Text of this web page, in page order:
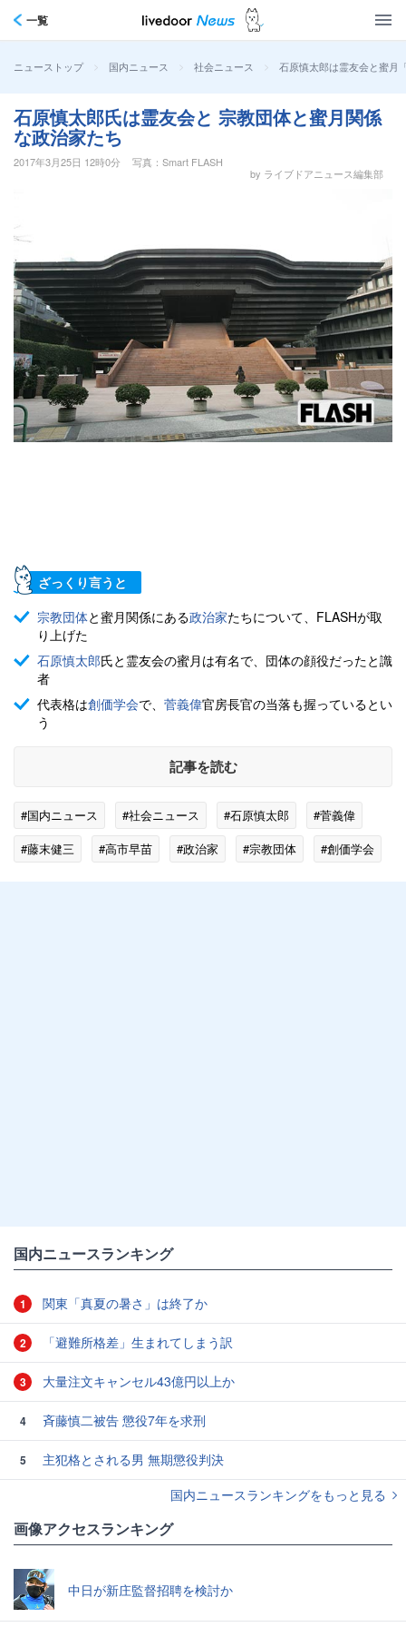
一覧
ニューストップ > 国内ニュース > 社会ニュース > 石原慎太郎は霊友会と蜜月
石原慎太郎氏は霊友会と 宗教団体と蜜月関係
な政治家たち
2017年3月25日 12時0分
写真：Smart FLASH
by ライブドアニュース編集部
ざっくり言うと
宗教団体と蜜月関係にある政治家たちについて、FLASHが取
り上げた
石原慎太郎氏と霊友会の蜜月は有名で、団体の顔役だったと識
者
代表格は創価学会で、 菅義偉官房長官の当落も握っているとい
う
記事を読む
#国内ニュース #社会ニュース #石原慎太郎
#菅義偉
#藤末健三
#高市早苗 #政治家 #宗教団体 #創価学会
国内ニュースランキング
1 関東「真夏の暑さ」は終了か
2 「避難所格差」生まれてしまう訳
3 大量注文キャンセル43億円以上か
4 斉藤慎二被告 懲役7年を求刑
5
主犯格とされる男 無期懲役判決
国内ニュースランキングをもっと見る
画像アクセスランキング
中日が新庄監督招聘を検討か